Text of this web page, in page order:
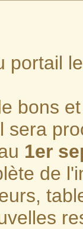
portail
bons
sera
1er
de